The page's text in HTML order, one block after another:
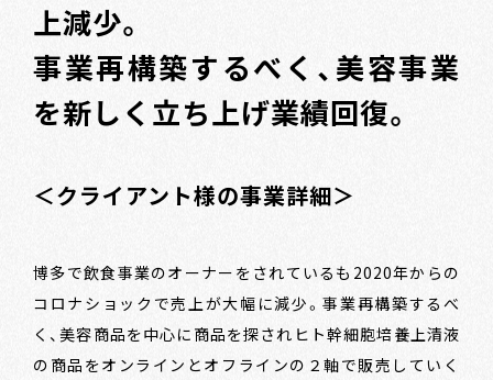
上減少。
事業再構築するべく、美容事業
を新しく立ち上げ業績回復。
＜クライアント様の事業詳細＞
博多で飲食事業のオーナーをされているも2020年からの
コロナショックで売上が大幅に減少。事業再構築するべ
く、美容商品を中心に商品を探されヒト幹細胞培養上清液
の商品をオンラインとオフラインの２軸で販売していく